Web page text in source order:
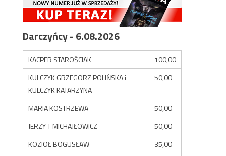
Darczyńcy - 6.08.2026
KACPER STAROŚCIAK
100,00
KULCZYK GRZEGORZ POLIŃSKA i
KULCZYK KATARZYNA
50,00
MARIA KOSTRZEWA
50,00
JERZY T MICHAJŁOWICZ
50,00
KOZIOŁ BOGUSŁAW
35,00